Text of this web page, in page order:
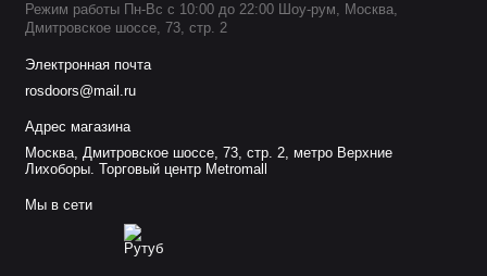
Режим работы Пн-Вс с 10:00 до 22:00 Шоу-рум, Москва,
Дмитровское шоссе, 73, стр. 2
Электронная почта
rosdoors@mail.ru
Адрес магазина
Москва, Дмитровское шоссе, 73, стр. 2, метро Верхние
Лихоборы. Торговый центр Metromall
Мы в сети